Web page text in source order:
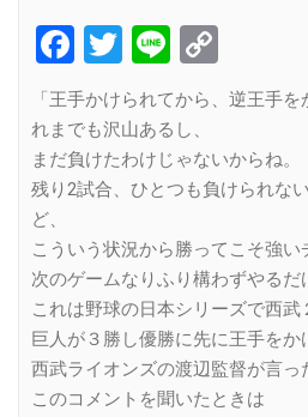
Facebook
Twitter
Line
Link
「王手かけられてから、逆王手
れまでも沢山あるし、
まだ負けたわけじゃないからね。
残り2試合、ひとつも負けられな
ど、
こういう状況から勝ってこそ強い
次のゲームなりふり構わずやるだ
これは野球の日本シリーズで西武
巨人が３勝し優勝に先に王手をか
西武ライオンズの渡辺監督が言っ
このコメントを聞いたときは